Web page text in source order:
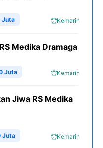
Kemarin
Juta
Medika Dramaga
Kemarin
Juta
Jiwa RS Medika
Kemarin
Juta